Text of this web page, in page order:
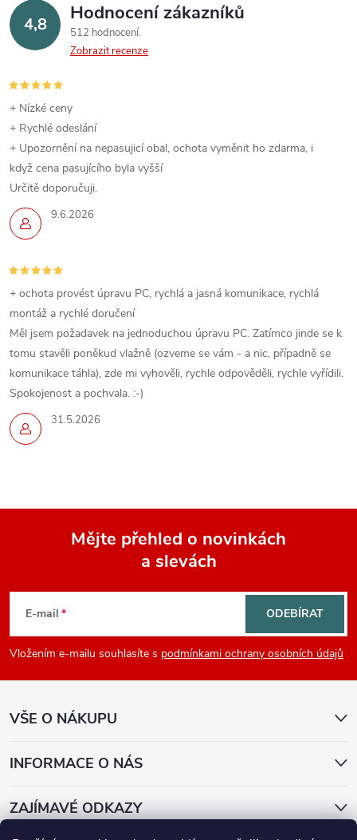
4,8 Hodnocení zákazníků
512 hodnocení
Zobrazit recenze
9.6.2026
+ Nízké ceny
+ Rychlé odeslání
+ Upozornění na nepasujicí obal, ochota vyměnit ho zdarma, i
když cena pasujícího byla vyšší
Určitě doporučuji.
31.5.2026
+ ochota provést úpravu PC, rychlá a jasná komunikace, rychlá
montáž a rychlé doručení
Měl jsem požadavek na jednoduchou úpravu PC. Zatímco jinde se k
tomu stavěli poněkud vlažně (ozveme se vám - a nic, případně se
komunikace táhla), zde mi vyhověli, rychle odpověděli, rychle vyřídili.
Spokojenost a pochvala. :-)
p
a
Mějte přehled o novinkách
a slevách
E-mail
Vložením e-mailu souhlasíte s podmínkami ochrany osobních údajů
ODEBÍRAT
VŠE O NÁKUPU
INFORMACE O NÁS
ZAJÍMAVÉ ODKAZY